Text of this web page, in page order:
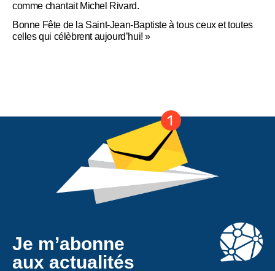
comme chantait Michel Rivard.
Bonne Fête de la Saint-Jean-Baptiste à tous ceux et toutes
celles qui célèbrent aujourd’hui! »
Je m’abonne
aux actualités